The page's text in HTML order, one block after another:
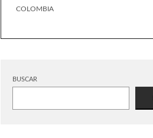
COLOMBIA
BUSCAR